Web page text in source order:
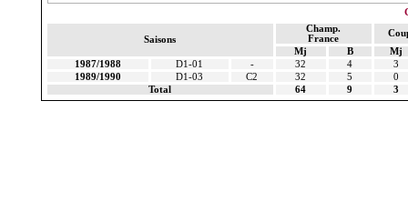
Saisons
Champ.
France
Mj
B
Mj
1987/1988
D1-01 - 32 4
3
1989/1990
D1-03 C2 32 5
0
Total
64 9 3